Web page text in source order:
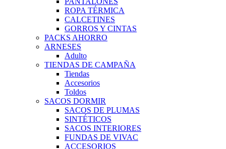
ROPA TÉRMICA
CALCETINES
GORROS Y CINTAS
PACKS AHORRO
ARNESES
Adulto
TIENDAS DE CAMPAÑA
Tiendas
Accesorios
Toldos
SACOS DORMIR
SACOS DE PLUMAS
SINTÉTICOS
SACOS INTERIORES
FUNDAS DE VIVAC
ACCESORIOS